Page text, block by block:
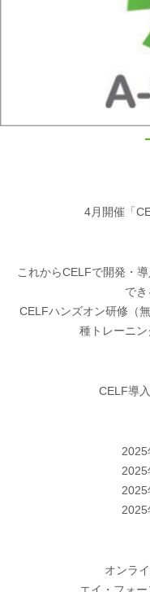
4月開催「
これからCELFで開発・
でき
CELFハンズオン研修（
種トレーニ
CELF導
2025
2025
2025
2025
オンラ